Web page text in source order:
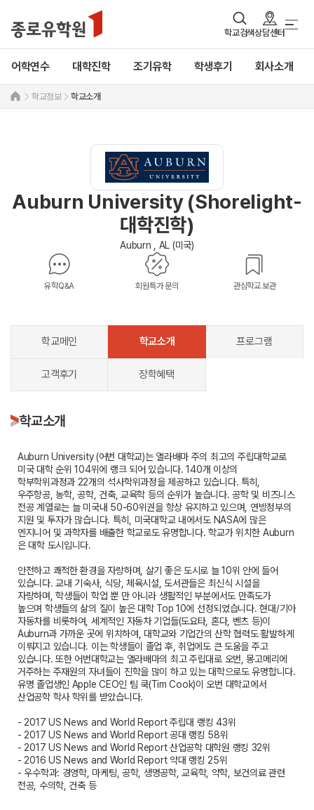
학교검색상담센터
어학연수 대학진학 조기유학 학생후기 회사소개
학교정보 학교소개
Auburn University (Shorelight-
대학진학)
Auburn , AL (미국)
유학Q&A 회원특가 문의 관심학교 보관
학교메인 학교소개 프로그램
고객후기 장학혜택
학교소개
Auburn University (어번 대학교)는 앨라배마 주의 최고의 주립대학교로
미국 대학 순위 104위에 랭크 되어 있습니다. 140개 이상의
학부학위과정과 22개의 석사학위과정을 제공하고 있습니다. 특히,
우주항공, 농학, 공학, 건축, 교육학 등의 순위가 높습니다. 공학 및 비즈니스
전공 계열로는 늘 미국내 50-60위권을 항상 유지하고 있으며, 연방정부의
지원 및 투자가 많습니다. 특히, 미국대학교 내에서도 NASA에 많은
엔지니어 및 과학자를 배출한 학교로도 유명합니다. 학교가 위치한 Auburn
은 대학 도시입니다.
안전하고 쾌적한 환경을 자랑하며, 살기 좋은 도시로 늘 10위 안에 들어
있습니다. 교내 기숙사, 식당, 체육시설, 도서관들은 최신식 시설을
자랑하며, 학생들이 학업 뿐 만 아니라 생활적인 부분에서도 만족도가
높으며 학생들의 삶의 질이 높은 대학 Top 10에 선정되었습니다. 현대/기아
자동차를 비롯하여, 세계적인 자동차 기업들(도요타, 혼다, 벤츠 등)이
Auburn과 가까운 곳에 위치하여, 대학교와 기업간의 산학 협력도 활발하게
이뤄지고 있습니다. 이는 학생들이 졸업 후, 취업에도 큰 도움을 주고
있습니다. 또한 어번대학교는 앨라배마의 최고 주립대로 오번, 몽고메리에
거주하는 주재원의 자녀들이 진학을 많이 하고 있는 대학으로도 유명합니다.
유명 졸업생인 Apple CEO인 팀 쿡(Tim Cook)이 오번 대학교에서
산업공학 학사 학위를 받았습니다.
- 2017 US News and World Report 주립대 랭킹 43위
- 2017 US News and World Report 공대 랭킹 58위
- 2017 US News and World Report 산업공학 대학원 랭킹 32위
- 2016 US News and World Report 약대 랭킹 25위
- 우수학과: 경영학, 마케팅, 공학, 생명공학, 교육학, 약학, 보건의료 관련
전공, 수의학, 건축 등